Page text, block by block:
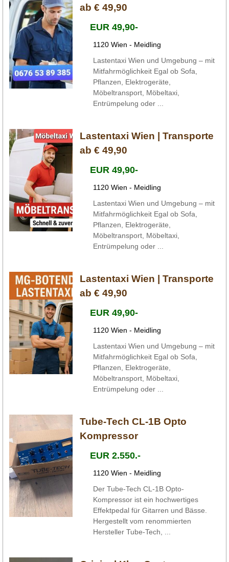
ab € 49,90
EUR 49,90-
1120 Wien - Meidling
Lastentaxi Wien und Umgebung – mit
Mitfahrmöglichkeit Egal ob Sofa,
Pflanzen, Elektrogeräte,
Möbeltransport, Möbeltaxi,
Entrümpelung oder ...
Lastentaxi Wien | Transporte
ab € 49,90
EUR 49,90-
1120 Wien - Meidling
Lastentaxi Wien und Umgebung – mit
Mitfahrmöglichkeit Egal ob Sofa,
Pflanzen, Elektrogeräte,
Möbeltransport, Möbeltaxi,
Entrümpelung oder ...
Lastentaxi Wien | Transporte
ab € 49,90
EUR 49,90-
1120 Wien - Meidling
Lastentaxi Wien und Umgebung – mit
Mitfahrmöglichkeit Egal ob Sofa,
Pflanzen, Elektrogeräte,
Möbeltransport, Möbeltaxi,
Entrümpelung oder ...
Tube-Tech CL-1B Opto
Kompressor
EUR 2.550.-
1120 Wien - Meidling
Der Tube-Tech CL-1B Opto-
Kompressor ist ein hochwertiges
Effektpedal für Gitarren und Bässe.
Hergestellt vom renommierten
Hersteller Tube-Tech, ...